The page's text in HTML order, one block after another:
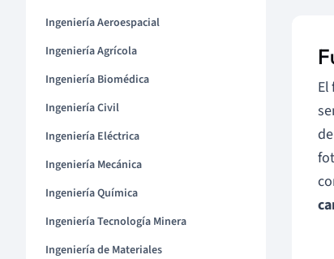
Ingeniería Aeroespacial
Ingeniería Agrícola
Ingeniería Biomédica
Ingeniería Civil
Ingeniería Eléctrica
Ingeniería Mecánica
Ingeniería Química
Ingeniería Tecnología Minera
Ingeniería de Materiales